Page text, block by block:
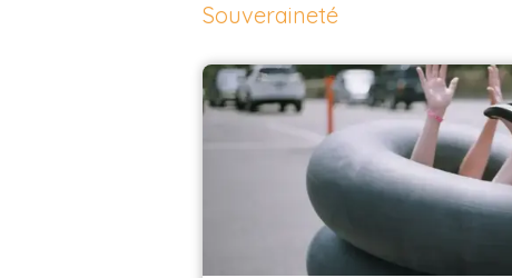
Souveraineté